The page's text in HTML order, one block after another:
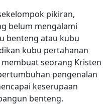
pikiran,
belum mengalami
benteng atau kubu
kubu pertahanan
seorang Kristen
pengenalan
keserupaan
benteng.